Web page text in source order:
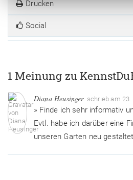
Drucken
Social
1 Meinung zu
Diana Heusingerschrieb am 23.
» Finde ich sehr informativ
Evtl. habe ich darüber eine
unseren Garten neu